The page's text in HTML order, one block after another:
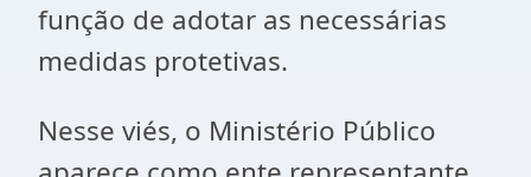
função de adotar as necessárias
medidas protetivas.
Nesse viés, o Ministério Público